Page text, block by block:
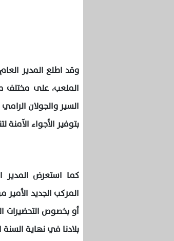
وقد اطلع المدير
الملعب، على مختلف
السير والجولان
بتوفير الأجواء الآمنة
كما استعرض المدير
المركب الجديد الأمير
أو بخصوص التحضيرات
بلادنا في نهاية السنة